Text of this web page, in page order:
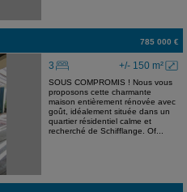
785 000 €
+/- 150 m²
3
SOUS COMPROMIS ! Nous vous
proposons cette charmante
maison entièrement rénovée avec
goût, idéalement située dans un
quartier résidentiel calme et
recherché de Schifflange. Of...